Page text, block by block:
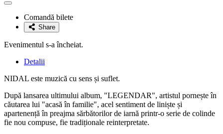
Adaugă
favoriteComandă bilete
Share
Evenimentul s-a încheiat.
Detalii
NIDAL este muzică cu sens și suflet.
După lansarea ultimului album, "LEGENDAR", artistul pornește în
căutarea lui "acasă în familie", acel sentiment de liniște și
apartenență în preajma sărbătorilor de iarnă printr-o serie de colinde
fie nou compuse, fie tradiționale reinterpretate.